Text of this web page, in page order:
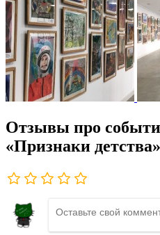
Отзывы про
«Признаки детства»